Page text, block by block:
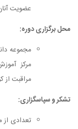
عضویت
محل برگزاری دوره:
مجموعه
مرکز
مراقبت از
تشکر و سپاسگزاری:
تعدادی از